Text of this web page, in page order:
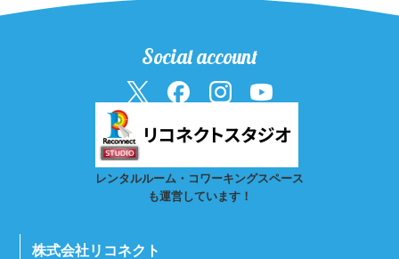
Social account
レンタルルーム・コワーキングスペース
も運営しています！
株式会社リコネクト